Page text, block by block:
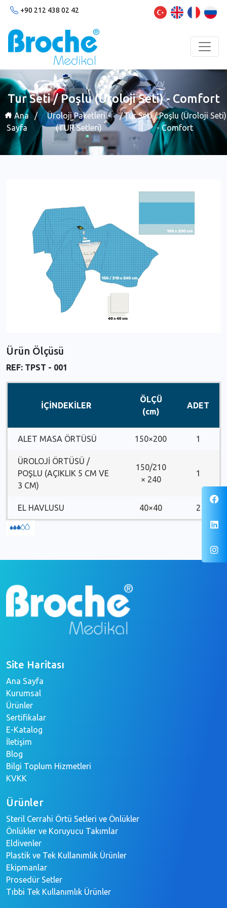
+90 212 438 02 42
Tur Seti / Poşlu (Üroloji Seti) - Comfort
Ana
Sayfa
/
Üroloji Paketleri -
(TUR Setleri)
/Tur Seti / Poşlu (Üroloji Seti)
- Comfort
Ürün Ölçüsü
REF: TPST - 001
İÇİNDEKİLER
ÖLÇÜ
(cm)
ADET
ALET MASA ÖRTÜSÜ 150×200 1
ÜROLOJİ ÖRTÜSÜ /
POŞLU (AÇIKLIK 5 CM VE
3 CM)
150/210
× 240
1
EL HAVLUSU 40×40 2
Site Haritası
Ana Sayfa
Kurumsal
Ürünler
Sertifikalar
E-Katalog
İletişim
Blog
Bilgi Toplum Hizmetleri
KVKK
Ürünler
Steril Cerrahi Örtü Setleri ve Önlükler
Önlükler ve Koruyucu Takımlar
Eldivenler
Plastik ve Tek Kullanımlık Ürünler
Ekipmanlar
Prosedür Setler
Tıbbi Tek Kullanımlık Ürünler